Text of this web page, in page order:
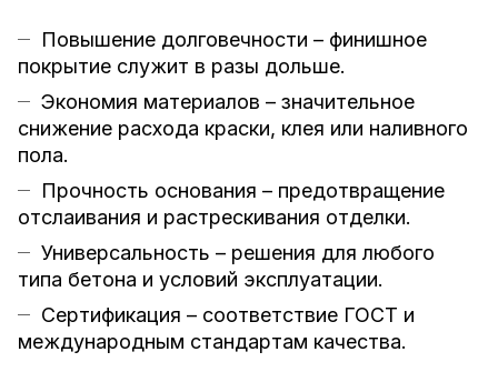
Повышение долговечности – финишное
покрытие служит в разы дольше.
Экономия материалов – значительное
снижение расхода краски, клея или наливного
пола.
Прочность основания – предотвращение
отслаивания и растрескивания отделки.
Универсальность – решения для любого
типа бетона и условий эксплуатации.
Сертификация – соответствие ГОСТ и
международным стандартам качества.